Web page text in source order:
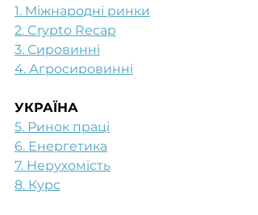
1. Міжнародні ринки
2. Crypto Recap
3. Сировинні
4. Агросировинні
УКРАЇНА
5. Ринок праці
6. Енергетика
7. Нерухомість
8. Курс